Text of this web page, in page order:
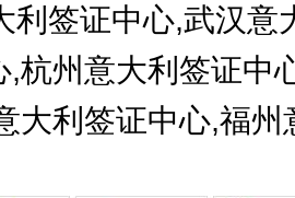
利签证中心,武汉
,杭州意大利签证中
大利签证中心,福